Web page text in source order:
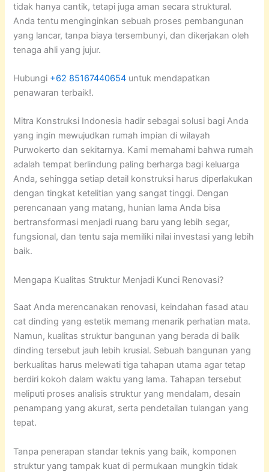
tidak hanya cantik, tetapi juga aman secara struktural.
Anda tentu menginginkan sebuah proses pembangunan
yang lancar, tanpa biaya tersembunyi, dan dikerjakan oleh
tenaga ahli yang jujur.
Hubungi +62 85167440654 untuk mendapatkan
penawaran terbaik!.
Mitra Konstruksi Indonesia hadir sebagai solusi bagi Anda
yang ingin mewujudkan rumah impian di wilayah
Purwokerto dan sekitarnya. Kami memahami bahwa rumah
adalah tempat berlindung paling berharga bagi keluarga
Anda, sehingga setiap detail konstruksi harus diperlakukan
dengan tingkat ketelitian yang sangat tinggi. Dengan
perencanaan yang matang, hunian lama Anda bisa
bertransformasi menjadi ruang baru yang lebih segar,
fungsional, dan tentu saja memiliki nilai investasi yang lebih
baik.
Mengapa Kualitas Struktur Menjadi Kunci Renovasi?
Saat Anda merencanakan renovasi, keindahan fasad atau
cat dinding yang estetik memang menarik perhatian mata.
Namun, kualitas struktur bangunan yang berada di balik
dinding tersebut jauh lebih krusial. Sebuah bangunan yang
berkualitas harus melewati tiga tahapan utama agar tetap
berdiri kokoh dalam waktu yang lama. Tahapan tersebut
meliputi proses analisis struktur yang mendalam, desain
penampang yang akurat, serta pendetailan tulangan yang
tepat.
Tanpa penerapan standar teknis yang baik, komponen
struktur yang tampak kuat di permukaan mungkin tidak